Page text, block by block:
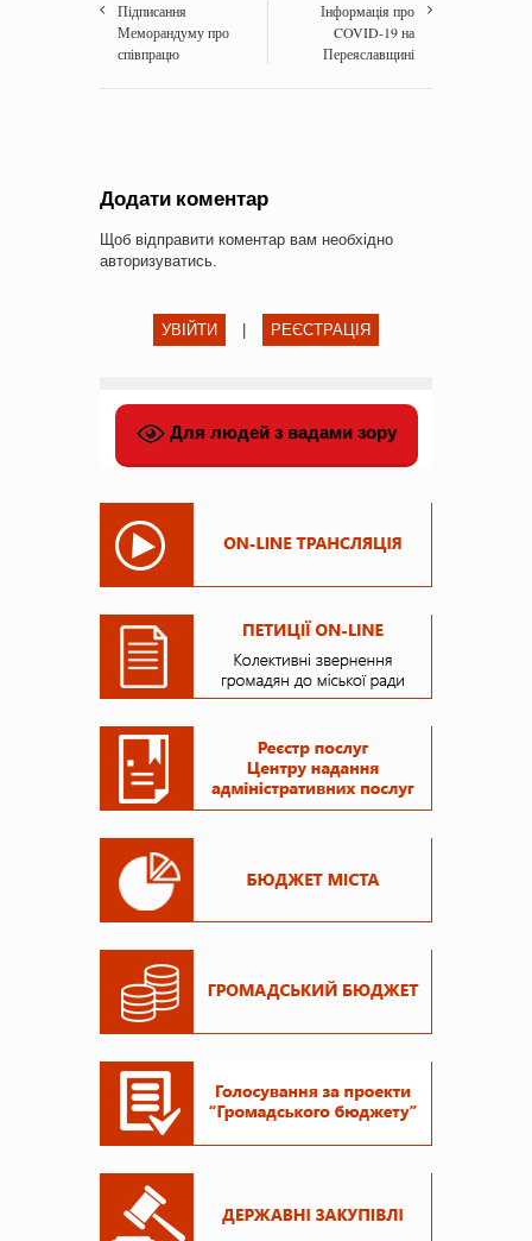
Підписання
Меморандуму про
співпрацю
Інформація про
COVID-19 на
Переяславщині
Додати коментар
Щоб відправити коментар вам необхідно
авторизуватись.
УВІЙТИ РЕЄСТРАЦІЯ
Для людей з вадами зору